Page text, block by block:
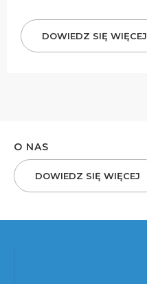
DOWIEDZ SIĘ WIĘCEJ
O NAS
DOWIEDZ SIĘ WIĘCEJ